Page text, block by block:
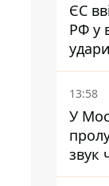
ЄС
РФ у
13:58
У
звук